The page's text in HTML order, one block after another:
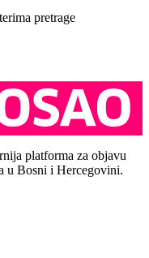
pretrage
platforma za objavu
u Bosni i Hercegovini.